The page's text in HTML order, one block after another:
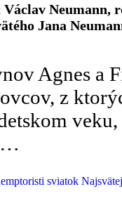
Neumann,
Jana
Agnes a
z